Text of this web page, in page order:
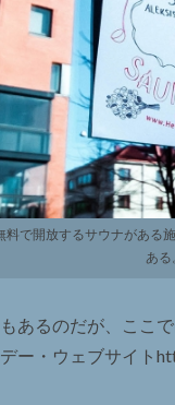
で開放するサウナがある
ある
あるのだが、ここ
ー・ウェブサイト